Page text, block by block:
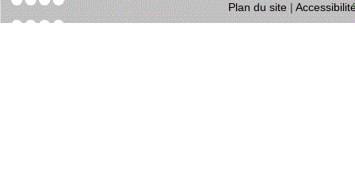
Plan du site|